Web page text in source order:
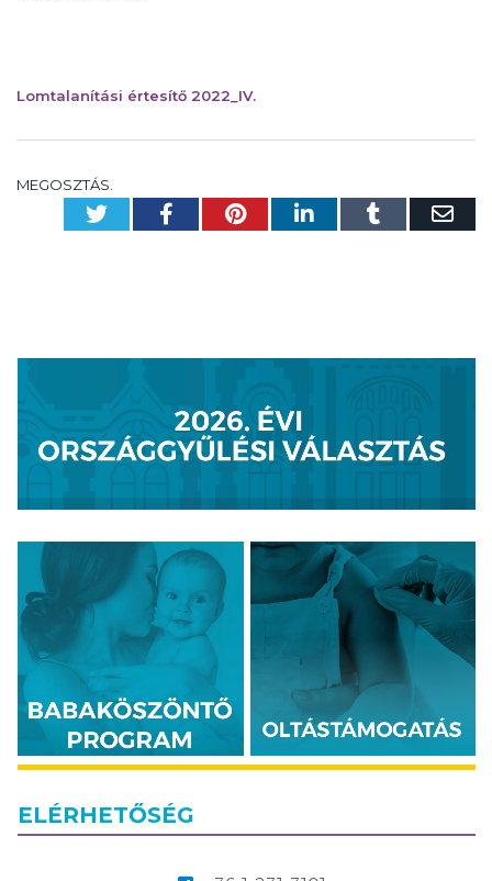
Lomtalanítási értesítő 2022_IV.
MEGOSZTÁS.
TwitterFacebookPinterest
LinkedIn
Tumblr
ELÉRHETŐSÉG